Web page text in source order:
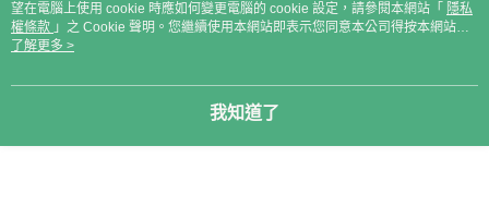
望在電腦上使用 cookie 時應如何變更電腦的 cookie 設定，請參閱本網站「 隱私
權條款 」之 Cookie 聲明。您繼續使用本網站即表示您同意本公司得按本網站使
用條款之 Cookie 聲明使用 cookie。
了解更多 >
我知道了